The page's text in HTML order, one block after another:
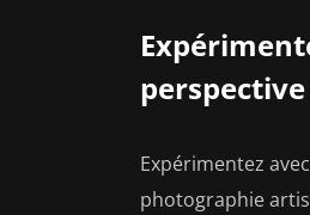
Expérimentez
photographie